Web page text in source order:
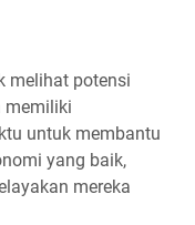
melihat potensi
memiliki
untuk membantu
yang baik,
mereka